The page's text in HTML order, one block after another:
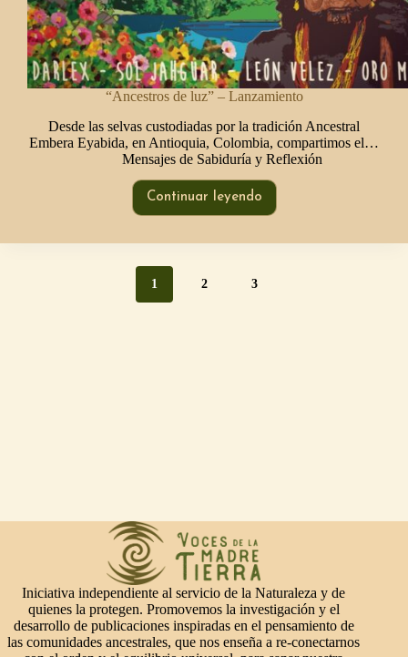
“Ancestros de luz” – Lanzamiento
Desde las selvas custodiadas por la tradición Ancestral
Embera Eyabida, en Antioquia, Colombia, compartimos el…
Mensajes de Sabiduría y Reflexión
Continuar leyendo
“Ancestros
de
–
1
2 3
Iniciativa independiente al servicio de la Naturaleza y de
quienes la protegen. Promovemos la investigación y el
desarrollo de publicaciones inspiradas en el pensamiento de
las comunidades ancestrales, que nos enseña a re-conectarnos